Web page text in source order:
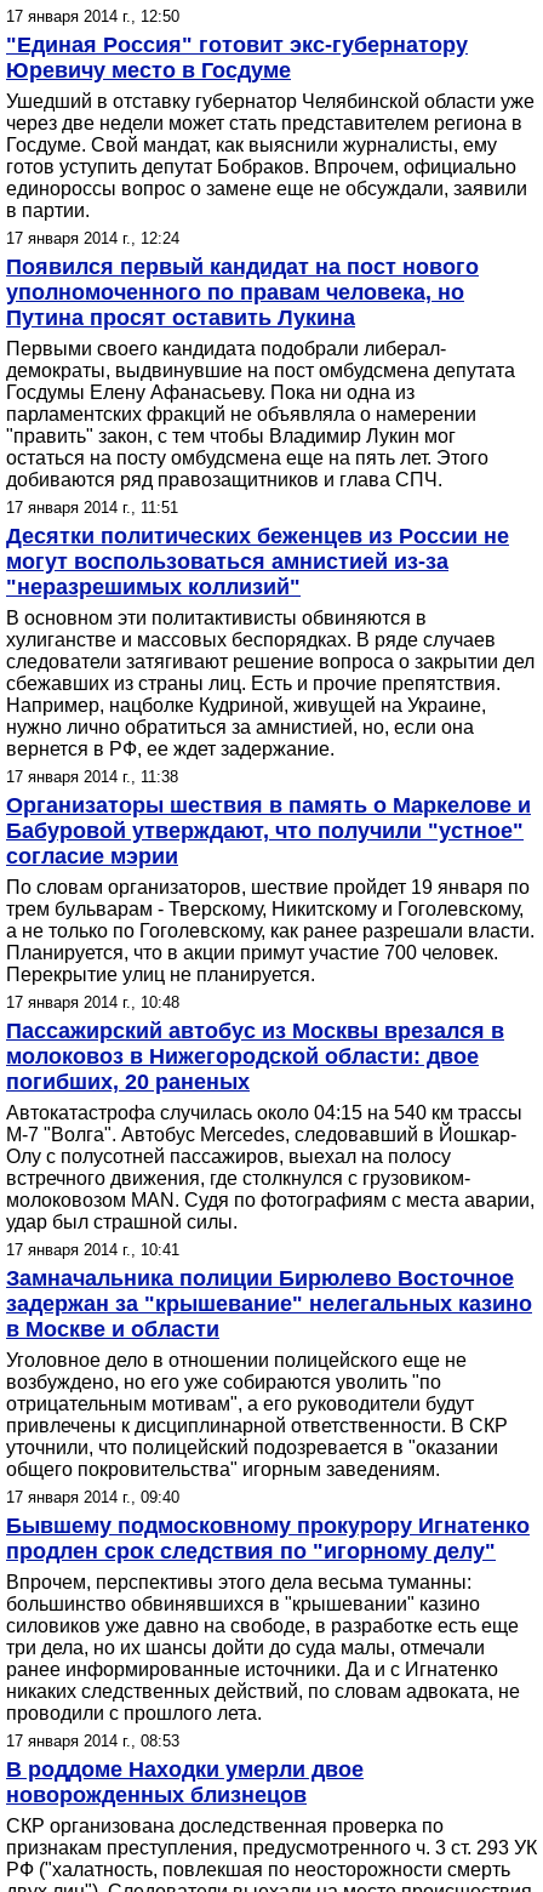
17 января 2014 г., 12:50
"Единая Россия" готовит экс-губернатору
Юревичу место в Госдуме
Ушедший в отставку губернатор Челябинской области уже
через две недели может стать представителем региона в
Госдуме. Свой мандат, как выяснили журналисты, ему
готов уступить депутат Бобраков. Впрочем, официально
единороссы вопрос о замене еще не обсуждали, заявили
в партии.
17 января 2014 г., 12:24
Появился первый кандидат на пост нового
уполномоченного по правам человека, но
Путина просят оставить Лукина
Первыми своего кандидата подобрали либерал-
демократы, выдвинувшие на пост омбудсмена депутата
Госдумы Елену Афанасьеву. Пока ни одна из
парламентских фракций не объявляла о намерении
"править" закон, с тем чтобы Владимир Лукин мог
остаться на посту омбудсмена еще на пять лет. Этого
добиваются ряд правозащитников и глава СПЧ.
17 января 2014 г., 11:51
Десятки политических беженцев из России не
могут воспользоваться амнистией из-за
"неразрешимых коллизий"
В основном эти политактивисты обвиняются в
хулиганстве и массовых беспорядках. В ряде случаев
следователи затягивают решение вопроса о закрытии дел
сбежавших из страны лиц. Есть и прочие препятствия.
Например, нацболке Кудриной, живущей на Украине,
нужно лично обратиться за амнистией, но, если она
вернется в РФ, ее ждет задержание.
17 января 2014 г., 11:38
Организаторы шествия в память о Маркелове и
Бабуровой утверждают, что получили "устное"
согласие мэрии
По словам организаторов, шествие пройдет 19 января по
трем бульварам - Тверскому, Никитскому и Гоголевскому,
а не только по Гоголевскому, как ранее разрешали власти.
Планируется, что в акции примут участие 700 человек.
Перекрытие улиц не планируется.
17 января 2014 г., 10:48
Пассажирский автобус из Москвы врезался в
молоковоз в Нижегородской области: двое
погибших, 20 раненых
Автокатастрофа случилась около 04:15 на 540 км трассы
М-7 "Волга". Автобус Mercedes, следовавший в Йошкар-
Олу с полусотней пассажиров, выехал на полосу
встречного движения, где столкнулся с грузовиком-
молоковозом MAN. Судя по фотографиям с места аварии,
удар был страшной силы.
17 января 2014 г., 10:41
Замначальника полиции Бирюлево Восточное
задержан за "крышевание" нелегальных казино
в Москве и области
Уголовное дело в отношении полицейского еще не
возбуждено, но его уже собираются уволить "по
отрицательным мотивам", а его руководители будут
привлечены к дисциплинарной ответственности. В СКР
уточнили, что полицейский подозревается в "оказании
общего покровительства" игорным заведениям.
17 января 2014 г., 09:40
Бывшему подмосковному прокурору Игнатенко
продлен срок следствия по "игорному делу"
Впрочем, перспективы этого дела весьма туманны:
большинство обвинявшихся в "крышевании" казино
силовиков уже давно на свободе, в разработке есть еще
три дела, но их шансы дойти до суда малы, отмечали
ранее информированные источники. Да и с Игнатенко
никаких следственных действий, по словам адвоката, не
проводили с прошлого лета.
17 января 2014 г., 08:53
В роддоме Находки умерли двое
новорожденных близнецов
СКР организована доследственная проверка по
признакам преступления, предусмотренного ч. 3 ст. 293 УК
РФ ("халатность, повлекшая по неосторожности смерть